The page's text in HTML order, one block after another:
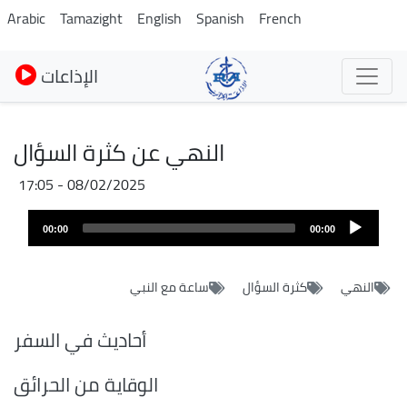
Pasar
al
contenido
principal
Arabic Tamazight English Spanish French
الإذاعات
النهي عن كثرة السؤال
08/02/2025 - 17:05
Archivo
audio
00:00
00:00
النهي كثرة السؤال ساعة مع النبي
أحاديث في السفر
الوقاية من الحرائق